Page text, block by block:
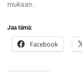
mukaan.
Jaa tämä:
Facebook